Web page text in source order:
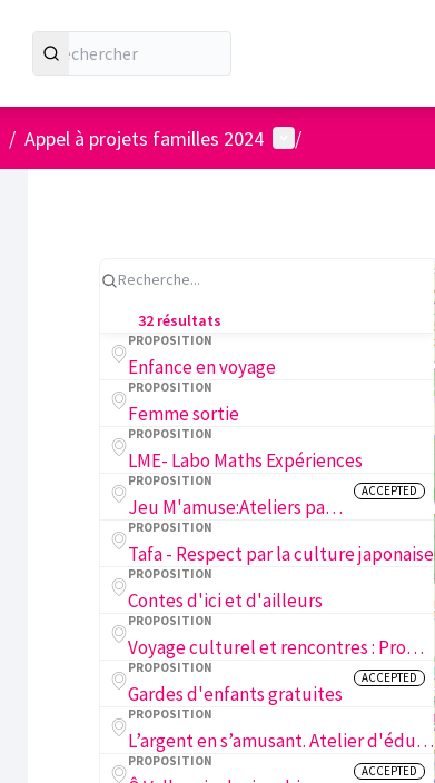
/ Appel à projets familles 2024 Menu utilisateur
/
32 résultats
PROPOSITION
Enfance en voyage
PROPOSITION
Femme sortie
PROPOSITION
LME- Labo Maths Expériences
PROPOSITION
Jeu M'amuse:Ateliers parents-enfants
ACCEPTED
PROPOSITION
Tafa - Respect par la culture japonaise
PROPOSITION
Contes d'ici et d'ailleurs
PROPOSITION
Voyage culturel et rencontres : Promouvoir l’inclusion, la diversité et le lien intergénérationnel
PROPOSITION
Gardes d'enfants gratuites
ACCEPTED
PROPOSITION
L’argent en s’amusant. Atelier d'éducation financière
PROPOSITION
ACCEPTED